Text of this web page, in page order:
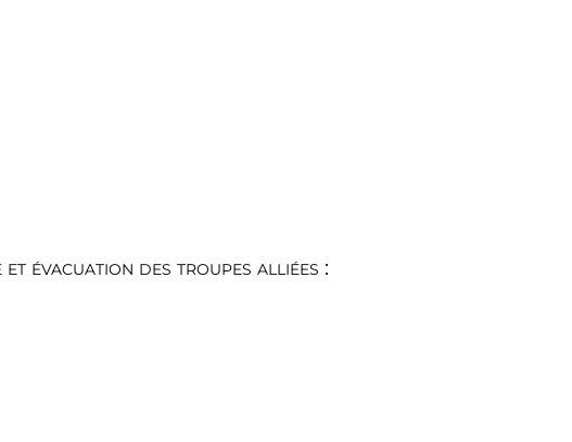
évacuation des troupes alliées :